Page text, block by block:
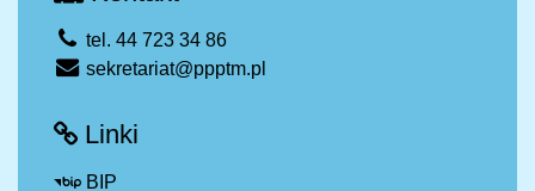
tel. 44 723 34 86
sekretariat@ppptm.pl
Linki
BIP